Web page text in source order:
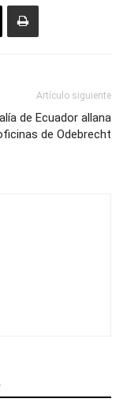
Artículo siguiente
de Ecuador allana
de Odebrecht